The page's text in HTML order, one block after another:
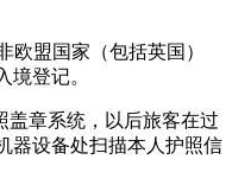
欧盟国家（包括英国）
境登记。
盖章系统，以后旅客在过
器设备处扫描本人护照信